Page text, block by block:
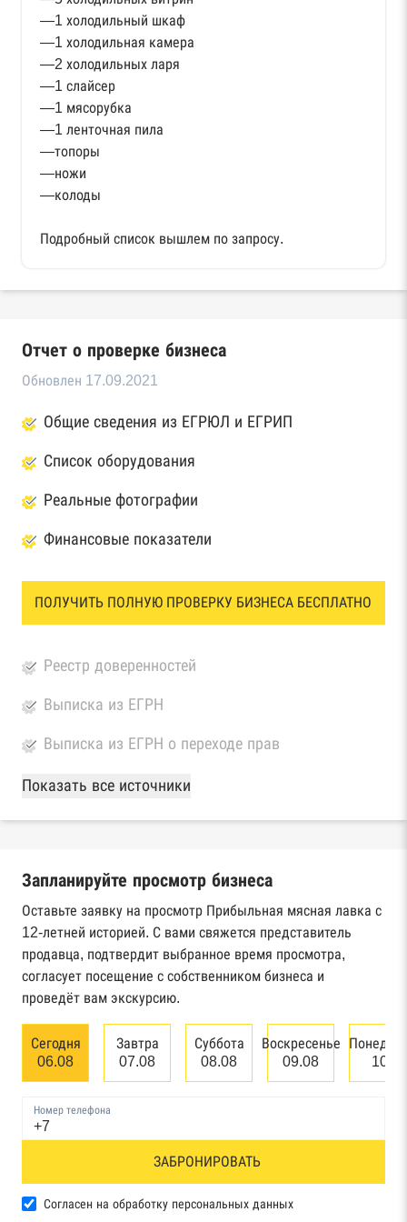
—1 холодильный шкаф
—1 холодильная камера
—2 холодильных ларя
—1 слайсер
—1 мясорубка
—1 ленточная пила
—топоры
—ножи
—колоды
Подробный список вышлем по запросу.
Отчет о проверке бизнеса
Обновлен 17.09.2021
Общие сведения из ЕГРЮЛ и ЕГРИП
Список оборудования
Реальные фотографии
Финансовые показатели
ПОЛУЧИТЬ ПОЛНУЮ ПРОВЕРКУ БИЗНЕСА БЕСПЛАТНО
Реестр доверенностей
Выписка из ЕГРН
Выписка из ЕГРН о переходе прав
База Росстата
Реестры ЕГРЮЛ и ЕГРИП Федеральной
Реестр государственных контрактов
Федерального казначейства
Картотека арбитражных дел Высшего
арбитражного суда
Единый федеральный реестр сведений о
банкротстве юридических лиц
Реестр товарных знаков и знаков обслуживания
База исполнительного производства
Показать все источники
Запланируйте просмотр бизнеса
Оставьте заявку на просмотр Прибыльная мясная лавка с
12-летней историей. С вами свяжется представитель
продавца, подтвердит выбранное время просмотра,
согласует посещение с собственником бизнеса и
проведёт вам экскурсию.
Сегодня
06.08
Завтра
07.08
Суббота
08.08
Воскресенье
09.08
10.08
Номер телефона
ЗАБРОНИРОВАТЬ
Согласен на обработку персональных данных